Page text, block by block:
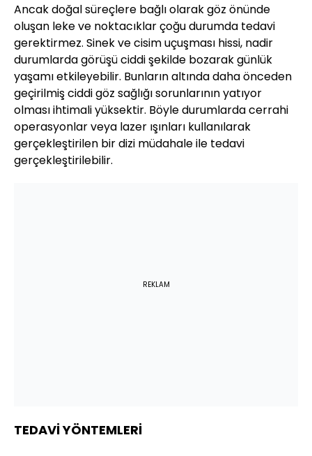
Ancak doğal süreçlere bağlı olarak göz önünde
oluşan leke ve noktacıklar çoğu durumda tedavi
gerektirmez. Sinek ve cisim uçuşması hissi, nadir
durumlarda görüşü ciddi şekilde bozarak günlük
yaşamı etkileyebilir. Bunların altında daha önceden
geçirilmiş ciddi göz sağlığı sorunlarının yatıyor
olması ihtimali yüksektir. Böyle durumlarda cerrahi
operasyonlar veya lazer ışınları kullanılarak
gerçekleştirilen bir dizi müdahale ile tedavi
gerçekleştirilebilir.
REKLAM
TEDAVİ YÖNTEMLERİ